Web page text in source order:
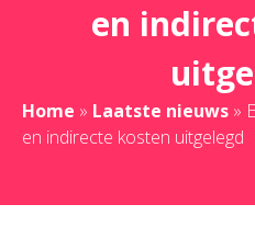
en
Home » Laatste nieuws »
en indirecte kosten uitgelegd